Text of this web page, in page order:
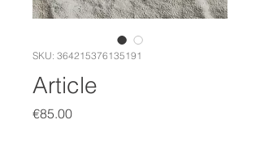
SKU: 364215376135191
Article
€85.00Price